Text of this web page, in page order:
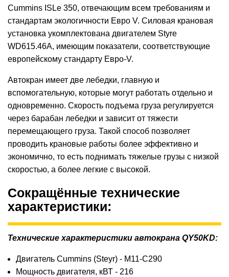
Cummins ISLe 350, отвечающим всем требованиям и
стандартам экологичности Евро V. Силовая крановая
установка укомплектована двигателем Styre
WD615.46A, имеющим показатели, соответствующие
европейскому стандарту Евро-V.
Автокран имеет две лебедки, главную и
вспомогательную, которые могут работать отдельно и
одновременно. Скорость подъема груза регулируется
через барабан лебедки и зависит от тяжести
перемещающего груза. Такой способ позволяет
проводить крановые работы более эффективно и
экономично, то есть поднимать тяжелые грузы с низкой
скоростью, а более легкие с высокой.
Сокращённые технические
характеристики:
Технические характеристики автокрана QY50KD:
Двигатель Cummins (Steyr) - M11-C290
Мощность двигателя, кВТ - 216